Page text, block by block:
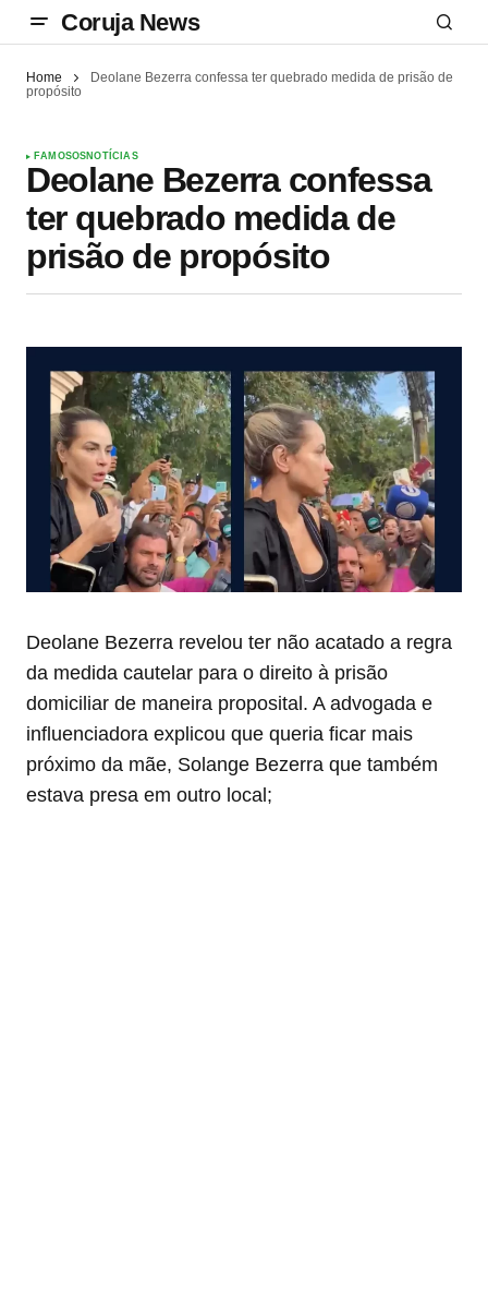
Coruja News
Home
Deolane Bezerra confessa ter quebrado medida de prisão de
propósito
FAMOSOSNOTÍCIAS
Deolane Bezerra confessa
ter quebrado medida de
prisão de propósito
Deolane Bezerra revelou ter não acatado a regra
da medida cautelar para o direito à prisão
domiciliar de maneira proposital. A advogada e
influenciadora explicou que queria ficar mais
próximo da mãe, Solange Bezerra que também
estava presa em outro local;